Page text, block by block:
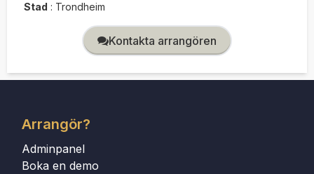
Stad : Trondheim
Kontakta arrangören
Arrangör?
Adminpanel
Boka en demo